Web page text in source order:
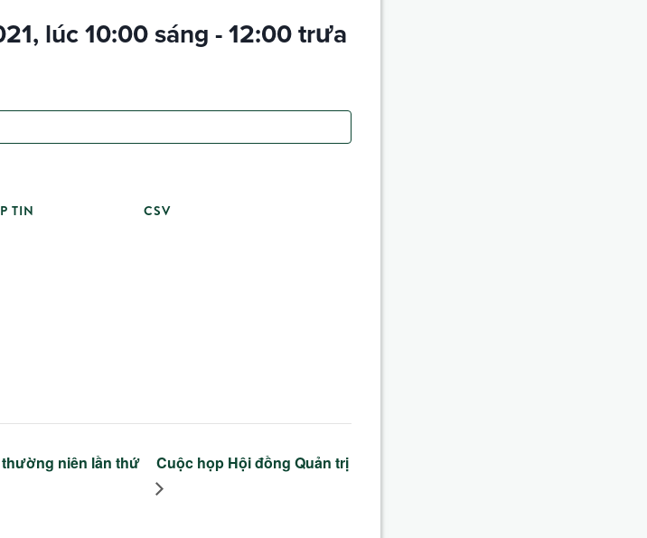
lúc 10:00 sáng-12:00 trưa
TIN CSV
thường niên lần thứ
Cuộc họp Hội đồng Quản trị